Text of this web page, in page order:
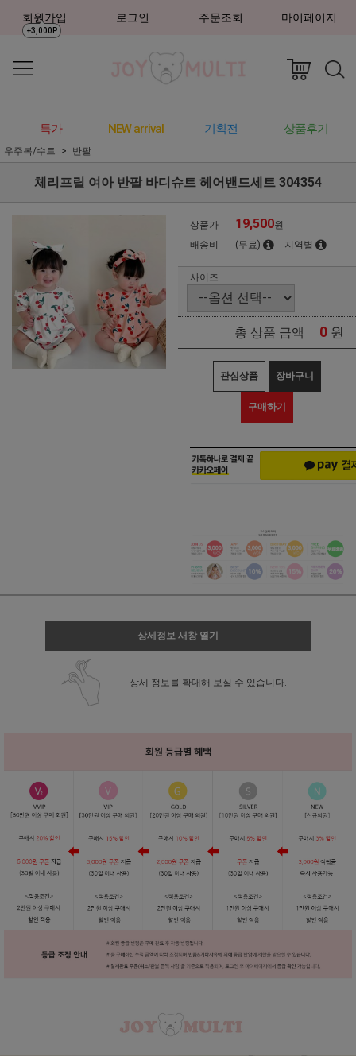
회원가입
+3,000P
로그인 주문조회 마이페이지
특가 NEW arrival 기획전 상품후기
우주복/수트 반팔
체리프릴 여아 반팔 바디슈트 헤어밴드세트 304354
상품가 19,500원
배송비
(무료) 지역별
사이즈
총 상품 금액 0 원
관심상품 장바구니
구매하기
상세정보 새창 열기
상세 정보를 확대해 보실 수 있습니다.